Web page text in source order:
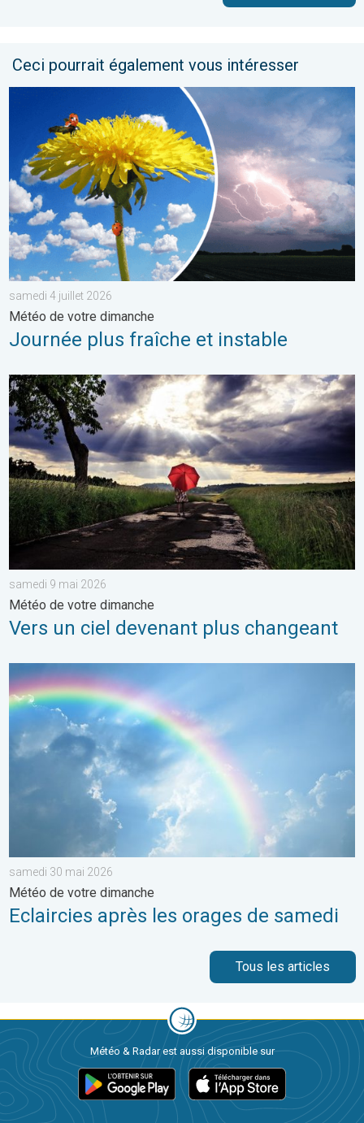
Ceci pourrait également vous intéresser
Journée plus fraîche et instable. Météo de votre dimanche. . .
samedi 4 juillet 2026
Météo de votre dimanche
Journée plus fraîche et instable
Vers un ciel devenant plus changeant. Météo de votre
samedi 9 mai 2026
Météo de votre dimanche
Vers un ciel devenant plus changeant
Eclaircies après les orages de samedi. Météo de votre
samedi 30 mai 2026
Météo de votre dimanche
Eclaircies après les orages de samedi
Tous les articles
Météo & Radar est aussi disponible sur